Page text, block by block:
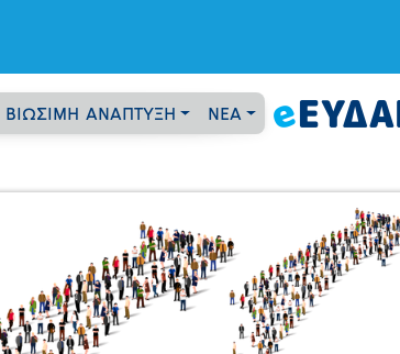
ΒΙΩΣΙΜΗ ΑΝΑΠΤΥΞΗ ΝΕΑ